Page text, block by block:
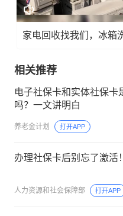
家电回收找我们，冰箱
相关推荐
电子社保卡和实体社保卡
吗？一文讲明白
养老金计划 打开APP
办理社保卡后别忘了激活！
人力资源和社会保障部 打开APP